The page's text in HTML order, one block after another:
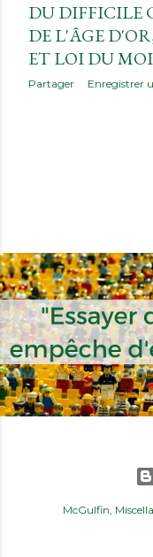
DU DIFFICILE
DE L'ÂGE
ET LOI DU
Partager Enregistrer
McGulfin,